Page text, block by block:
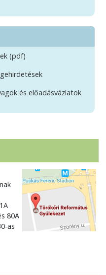
(pdf)
és előadásvázlatok
80A
as